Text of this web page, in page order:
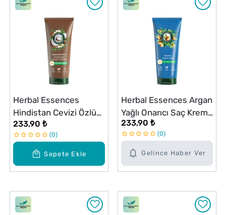
Sepete Ekle
Herbal Essences
Hindistan Cevizi Özlü
Nemlendirici Saç Kremi
250 ml
233,90 ₺
0
Gelince Haber Ver
Herbal Essences Argan
Yağlı Onarıcı Saç Kremi
250 ml
233,90 ₺
0